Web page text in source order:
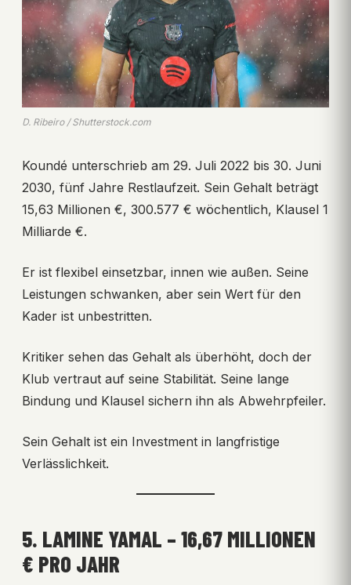
D. Ribeiro / Shutterstock.com
Koundé unterschrieb am 29. Juli 2022 bis 30. Juni
2030, fünf Jahre Restlaufzeit. Sein Gehalt beträgt
15,63 Millionen €, 300.577 € wöchentlich, Klausel 1
Milliarde €.
Er ist flexibel einsetzbar, innen wie außen. Seine
Leistungen schwanken, aber sein Wert für den
Kader ist unbestritten.
Kritiker sehen das Gehalt als überhöht, doch der
Klub vertraut auf seine Stabilität. Seine lange
Bindung und Klausel sichern ihn als Abwehrpfeiler.
Sein Gehalt ist ein Investment in langfristige
Verlässlichkeit.
5. LAMINE YAMAL – 16,67 MILLIONEN
€ PRO JAHR